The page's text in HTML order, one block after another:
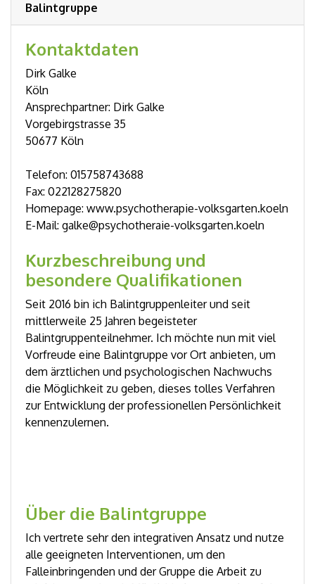
Balintgruppe
Kontaktdaten
Dirk Galke
Köln
Ansprechpartner: Dirk Galke
Vorgebirgstrasse 35
50677 Köln
Telefon: 015758743688
Fax: 022128275820
Homepage: www.psychotherapie-volksgarten.koeln
E-Mail: galke@psychotheraie-volksgarten.koeln
Kurzbeschreibung und
besondere Qualifikationen
Seit 2016 bin ich Balintgruppenleiter und seit
mittlerweile 25 Jahren begeisteter
Balintgruppenteilnehmer. Ich möchte nun mit viel
Vorfreude eine Balintgruppe vor Ort anbieten, um
dem ärztlichen und psychologischen Nachwuchs
die Möglichkeit zu geben, dieses tolles Verfahren
zur Entwicklung der professionellen Persönlichkeit
kennenzulernen.
Über die Balintgruppe
Ich vertrete sehr den integrativen Ansatz und nutze
alle geeigneten Interventionen, um den
Falleinbringenden und der Gruppe die Arbeit zu